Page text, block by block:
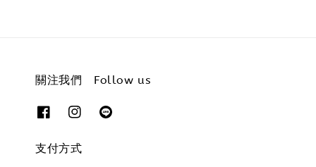
關注我們 Follow us
支付方式